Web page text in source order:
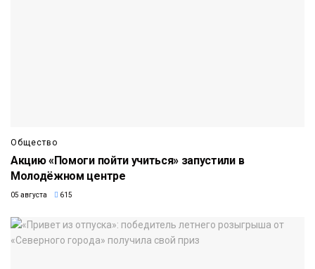
Общество
Акцию «Помоги пойти учиться» запустили в
Молодёжном центре
05 августа 615